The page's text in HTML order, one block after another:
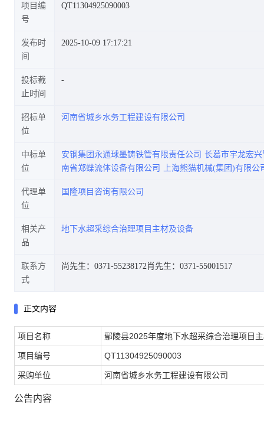
项目编
号
QT11304925090003
发布时
间
2025-10-09 17:17:21
投标截
止时间
招标单
位
河南省城乡水务工程建设有限公司
中标单
位
安钢集团永通球墨铸铁管有限责任公司 长葛市宇龙宏
南省郑蝶流体设备有限公司
上海熊猫机械(集团)有限公
代理单
位
国隆项目咨询有限公司
相关产
品
地下水超采综合治理项目主材及设备
联系方
式
尚先生：0371-55238172肖先生：0371-55001517
正文内容
项目名称 鄢陵县2025年度地下水超采综合治理项目
项目编号 QT11304925090003
采购单位 河南省城乡水务工程建设有限公司
公告内容